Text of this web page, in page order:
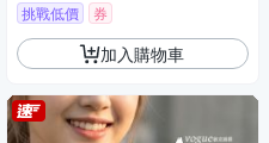
挑戰低價 券
加入購物車